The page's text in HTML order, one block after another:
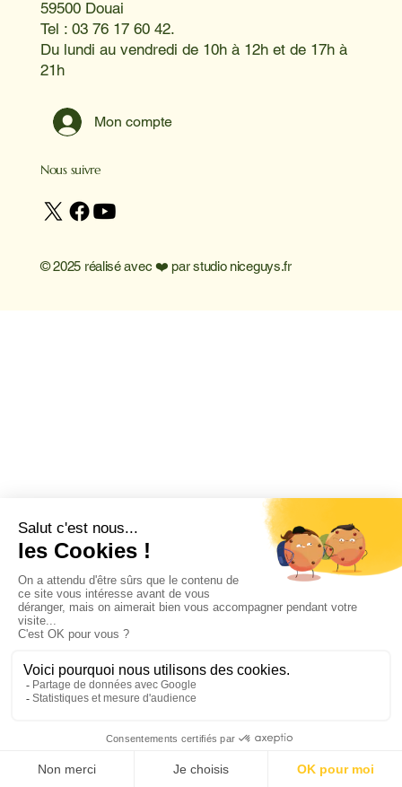
59500 Douai
Tel : 03 76 17 60 42.
Du lundi au vendredi de 10h à 12h et de 17h à
21h
Mon compte
Nous suivre
© 2025 réalisé avec ❤️ parstudio niceguys.fr